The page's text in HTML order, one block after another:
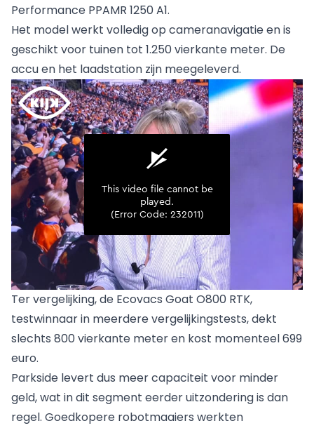
Performance PPAMR 1250 A1.
Het model werkt volledig op cameranavigatie en is
geschikt voor tuinen tot 1.250 vierkante meter. De
accu en het laadstation zijn meegeleverd.
Ter vergelijking, de Ecovacs Goat O800 RTK,
testwinnaar in meerdere vergelijkingstests, dekt
slechts 800 vierkante meter en kost momenteel 699
euro.
Parkside levert dus meer capaciteit voor minder
geld, wat in dit segment eerder uitzondering is dan
regel. Goedkopere robotmaaiers werkten